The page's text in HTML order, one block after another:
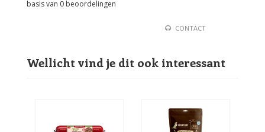
basis van 0 beoordelingen
CONTACT
Wellicht vind je dit ook interessant